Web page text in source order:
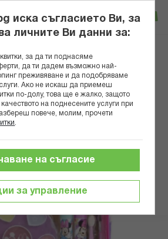
Вход
МИНИ МАУС 1580390 Х
иска съгласието Ви, за
личните Ви данни за:
за да ти поднасяме
да ти дадем възможно най-
преживяване и да подобряваме
Ако не искаш да приемеш
по-долу, това ще е жалко, защото
на поднесените услуги при
повече, молим, прочети
за управление
на съгласие